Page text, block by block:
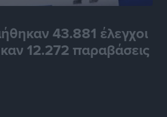
43.881 έλεγχοι
12.272 παραβάσεις